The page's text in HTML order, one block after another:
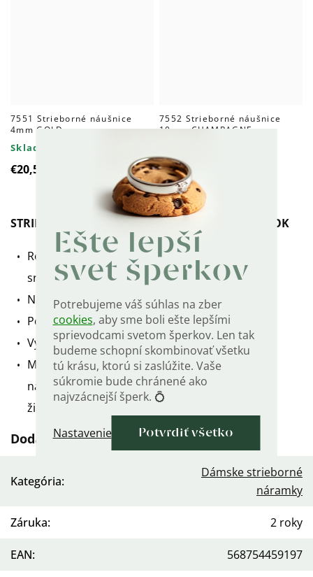
Ešte lepší
svet šperkov
Potrebujeme váš súhlas na zber
cookies, aby sme boli ešte lepšími
sprievodcami svetom šperkov. Len tak
budeme schopní skombinovať všetku
tú krásu, ktorú si zaslúžite. Vaše
súkromie bude chránené ako
najvzácnejší šperk. 💍
Nastavenie Potvrdiť všetko
7551 Strieborné náušnice
4mm GOLD
Skladom
€20,50
7552 Strieborné náušnice
10mm CHAMPAGNE
€32
STRIEBORNÝ POZLÁTENÝ NÁRAMOK ŠTVORLÍSTOK
Retiazkový strieborný náramok s motívom
srdiečkového štvorlístka s čírymi zirkónmi.
Nastaviteľná dĺžka od 16 cm do 19 cm.
Pozlátený 14K žltým zlatom.
Vyrobený zo striebra rýdzosti
Microsetting - zirkóny sú uložené čo možno
najbližšie k sebe, čo vytvára úžasný vzhľad a
žiarivosť.
Dodatočné parametre
Kategória:
Dámske strieborné
náramky
Záruka: 2 roky
EAN: 568754459197